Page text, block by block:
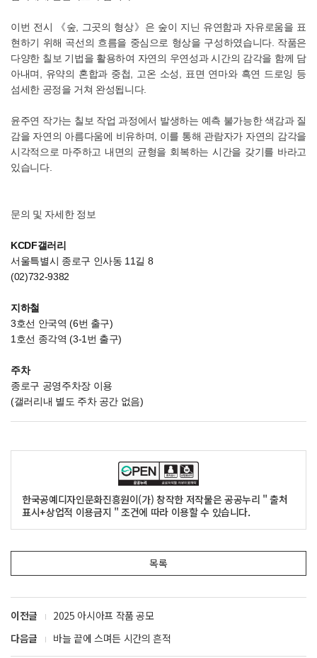
이번 전시 《숲, 그곳의 형상》은 숲이 지닌 유연함과 자유로움을 표
현하기 위해 곡선의 흐름을 중심으로 형상을 구성하였습니다. 작품은
다양한 칠보 기법을 활용하여 자연의 우연성과 시간의 감각을 함께 담
아내며, 유약의 혼합과 중첩, 고온 소성, 표면 연마와 흑연 드로잉 등
섬세한 공정을 거쳐 완성됩니다.
윤주연 작가는 칠보 작업 과정에서 발생하는 예측 불가능한 색감과 질
감을 자연의 아름다움에 비유하며, 이를 통해 관람자가 자연의 감각을
시각적으로 마주하고 내면의 균형을 회복하는 시간을 갖기를 바라고
있습니다.
문의 및 자세한 정보
KCDF갤러리
서울특별시 종로구 인사동 11길 8
(02)732-9382
지하철
3호선 안국역 (6번 출구)
1호선 종각역 (3-1번 출구)
주차
종로구 공영주차장 이용
(갤러리내 별도 주차 공간 없음)
한국공예디자인문화진흥원이(가) 창작한 저작물은 공공누리 " 출처
표시+상업적 이용금지 " 조건에 따라 이용할 수 있습니다.
목록
이전글
2025 아시아프 작품 공모
다음글
바늘 끝에 스며든 시간의 흔적